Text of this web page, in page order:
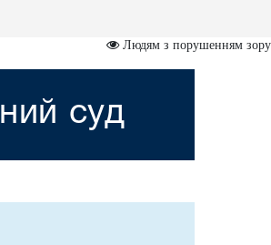
Людям з порушенням зору
суд